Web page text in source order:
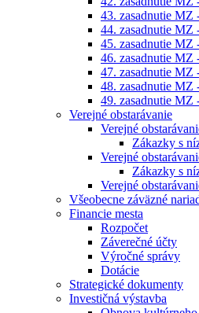
43. zasadnutie MZ
44. zasadnutie MZ
45. zasadnutie MZ
46. zasadnutie MZ
47. zasadnutie MZ
48. zasadnutie MZ
49. zasadnutie MZ
Verejné obstarávanie
Verejné
Zákazky s
Verejné
Zákazky s
Verejné
Všeobecne záväzné
Financie mesta
Rozpočet
Záverečné účty
Výročné správy
Dotácie
Strategické dokumenty
Investičná výstavba